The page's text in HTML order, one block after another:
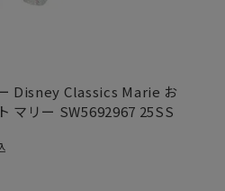
Disney Classics Marie お
マリー SW5692967 25SS